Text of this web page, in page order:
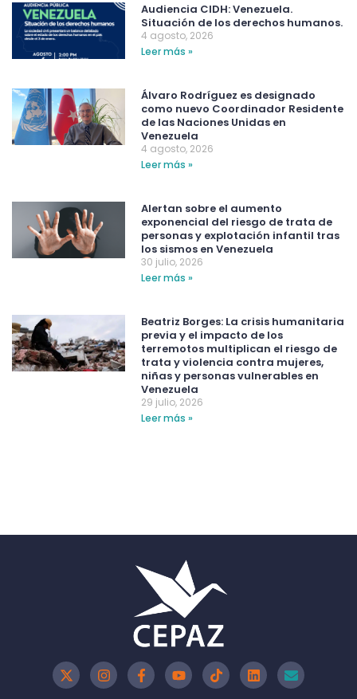
Audiencia CIDH: Venezuela.
Situación de los derechos humanos.
4 agosto, 2026
Leer más »
Álvaro Rodríguez es designado
como nuevo Coordinador Residente
de las Naciones Unidas en
Venezuela
4 agosto, 2026
Leer más »
Alertan sobre el aumento
exponencial del riesgo de trata de
personas y explotación infantil tras
los sismos en Venezuela
30 julio, 2026
Leer más »
Beatriz Borges: La crisis humanitaria
previa y el impacto de los
terremotos multiplican el riesgo de
trata y violencia contra mujeres,
niñas y personas vulnerables en
Venezuela
29 julio, 2026
Leer más »